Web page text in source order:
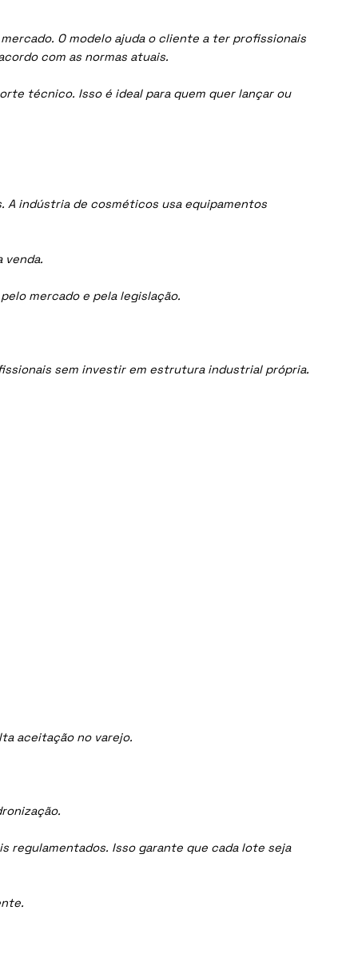
O modelo ajuda o cliente a ter profissionais
com as normas atuais.
técnico. Isso é ideal para quem quer lançar ou
A indústria de cosméticos usa equipamentos
venda.
mercado e pela legislação.
sem investir em estrutura industrial própria.
aceitação no varejo.
Isso garante que cada lote seja